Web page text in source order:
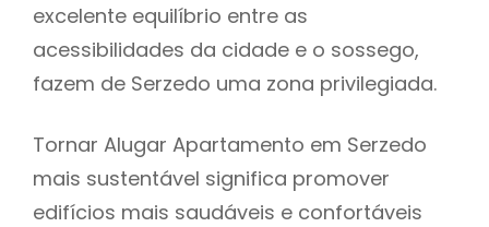
excelente equilíbrio entre as
acessibilidades da cidade e o sossego,
fazem de Serzedo uma zona privilegiada.
Tornar Alugar Apartamento em Serzedo
mais sustentável significa promover
edifícios mais saudáveis e confortáveis